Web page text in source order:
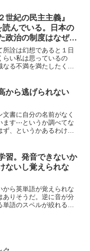
えば、ロバート秋山っ
ない事件が...
世紀の民主主義』
読んでいる。日本の
政治の制度はなぜク
所詮は幻想であると１日
らい私は思っているの
る不満を満たしたくて
同様かそれ以上に頭がお
ンターネット...
から逃げられない
文書に自分の名前がなく
ます⋯というか調べてな
、というかあるわけが
前載るなら、そのレスト
ー名簿が先...
習。発音できないか
ないし覚えられな
から英単語が覚えられな
りそうだ。逆に音が分
単語のスペルが絞れると